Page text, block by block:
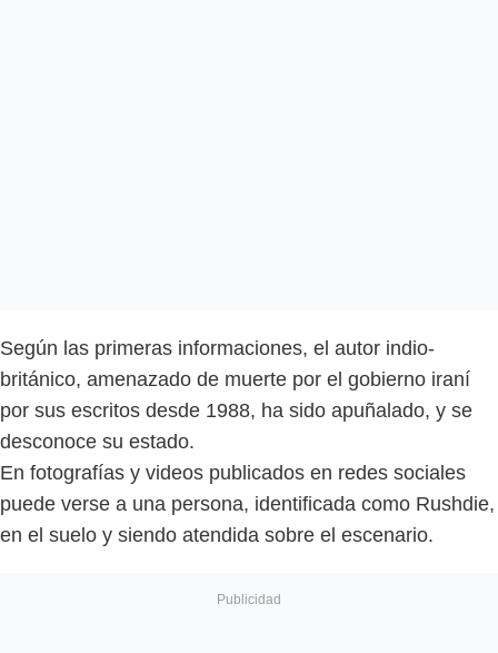
Según las primeras informaciones, el autor indio-
británico, amenazado de muerte por el gobierno iraní
por sus escritos desde 1988, ha sido apuñalado, y se
desconoce su estado.
En fotografías y videos publicados en redes sociales
puede verse a una persona, identificada como Rushdie,
en el suelo y siendo atendida sobre el escenario.